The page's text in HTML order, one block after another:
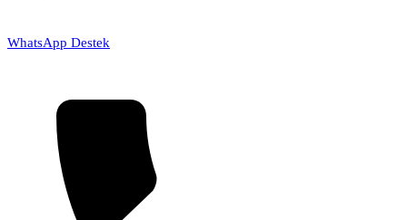
WhatsApp Destek